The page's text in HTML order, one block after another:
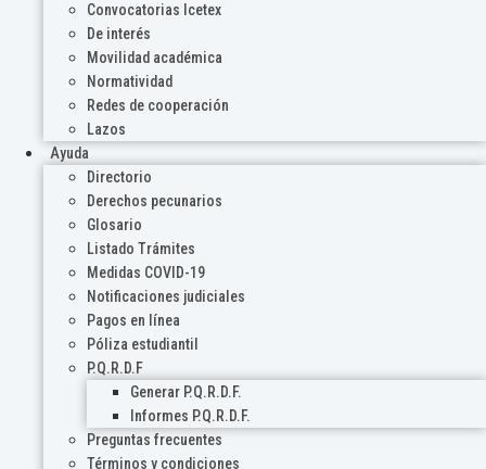
Convocatorias Icetex
De interés
Movilidad académica
Normatividad
Redes de cooperación
Lazos
Ayuda
Directorio
Derechos pecunarios
Glosario
Listado Trámites
Medidas COVID-19
Notificaciones judiciales
Pagos en línea
Póliza estudiantil
P.Q.R.D.F
Generar P.Q.R.D.F.
Informes P.Q.R.D.F.
Preguntas frecuentes
Términos y condiciones